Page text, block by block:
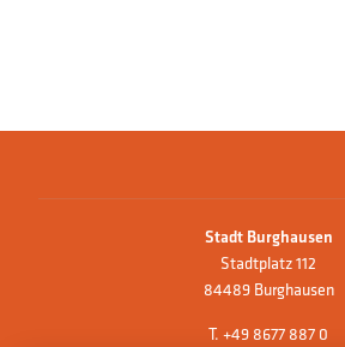
Stadt Burghausen
Stadtplatz 112
84489 Burghausen
T. +49 8677 887 0